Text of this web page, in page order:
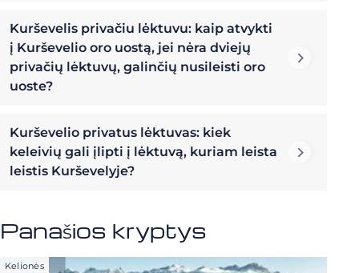
Kurševelis privačiu lėktuvu: kaip atvykti
į Kurševelio oro uostą, jei nėra dviejų
privačių lėktuvų, galinčių nusileisti oro
uoste?
Kurševelio privatus lėktuvas: kiek
keleivių gali įlipti į lėktuvą, kuriam leista
leistis Kurševelyje?
Panašios kryptys
Kelionės